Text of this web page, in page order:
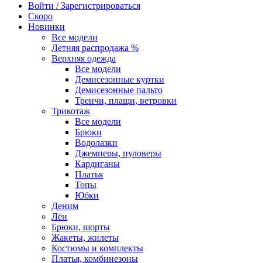
Войти / Зарегистрироваться
Скоро
Новинки
Все модели
Летняя распродажа %
Верхняя одежда
Все модели
Демисезонные куртки
Демисезонные пальто
Тренчи, плащи, ветровки
Трикотаж
Все модели
Брюки
Водолазки
Джемперы, пуловеры
Кардиганы
Платья
Топы
Юбки
Деним
Лён
Брюки, шорты
Жакеты, жилеты
Костюмы и комплекты
Платья, комбинезоны